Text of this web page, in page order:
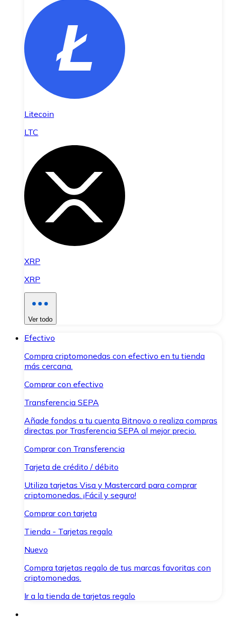
Litecoin
LTC
XRP
XRP
Ver todo
Efectivo
Compra criptomonedas con efectivo en tu tienda
más cercana.
Comprar con efectivo
Transferencia SEPA
Añade fondos a tu cuenta Bitnovo o realiza compras
directas por Trasferencia SEPA al mejor precio.
Comprar con Transferencia
Tarjeta de crédito / débito
Utiliza tarjetas Visa y Mastercard para comprar
criptomonedas. ¡Fácil y seguro!
Comprar con tarjeta
Tienda - Tarjetas regalo
Nuevo
Compra tarjetas regalo de tus marcas favoritas con
criptomonedas.
Ir a la tienda de tarjetas regalo